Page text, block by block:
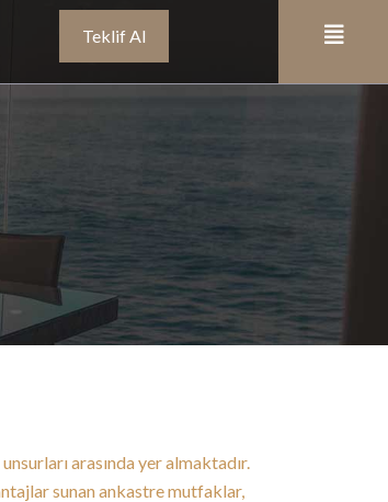
Teklif Al
arasında yer almaktadır.
sunan ankastre mutfaklar,